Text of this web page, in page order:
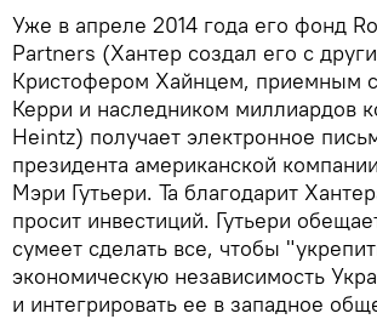
Уже в апреле 2014 года его фонд
Partners (Хантер создал его с
Кристофером Хайнцем, приемным
Керри и наследником миллиардов
Heintz) получает электронное
президента американской
Мэри Гутьери. Та благодарит
просит инвестиций. Гутьери
сумеет сделать все, чтобы
экономическую независимость
и интегрировать ее в западное